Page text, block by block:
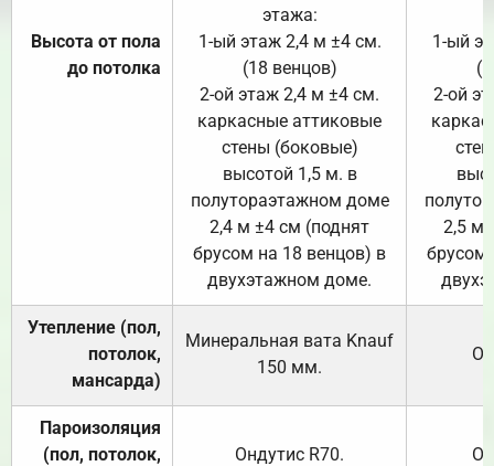
Высота от пола
до потолка
этажа:
1-ый этаж 2,4 м ±4 см.
(18 венцов)
2-ой этаж 2,4 м ±4 см.
каркасные аттиковые
стены (боковые)
высотой 1,5 м. в
полутораэтажном доме
2,4 м ±4 см (поднят
брусом на 18 венцов) в
двухэтажном доме.
1-ый
2-ой
2,5 м
брусом
Утепление (пол,
потолок,
мансарда)
Минеральная вата Knauf
150 мм.
Пароизоляция
(пол, потолок,
Ондутис R70.